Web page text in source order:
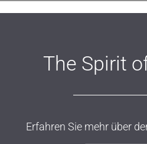
The Spirit
Erfahren Sie mehr über